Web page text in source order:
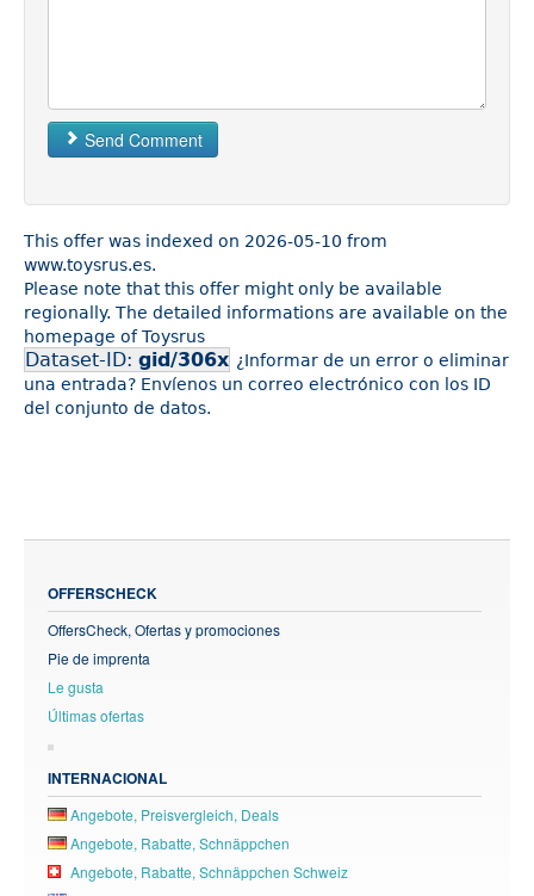
Send Comment
This offer was indexed on 2026-05-10 from
www.toysrus.es.
Please note that this offer might only be available
regionally. The detailed informations are available on the
homepage of Toysrus
Dataset-ID: gid/306x ¿Informar de un error o eliminar
una entrada? Envíenos un correo electrónico con los ID
del conjunto de datos.
OFFERSCHECK
OffersCheck, Ofertas y promociones
Pie de imprenta
Le gusta
Últimas ofertas
INTERNACIONAL
Angebote, Preisvergleich, Deals
Angebote, Rabatte, Schnäppchen
Angebote, Rabatte, Schnäppchen Schweiz